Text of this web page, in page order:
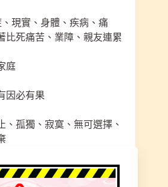
現實、身體、疾病、痛
比死痛苦、業障、親友連累
庭
因必有果
、孤獨、寂寞、無可選擇、
人質量